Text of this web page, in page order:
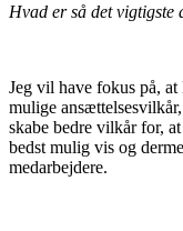
Hvad er så det
Jeg vil have fokus på,
mulige
skabe bedre vilkår for,
bedst mulig vis og
medarbejdere.